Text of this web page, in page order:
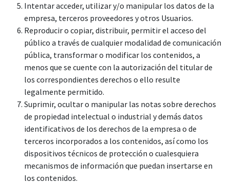
Intentar acceder, utilizar y/o manipular los datos de la
empresa, terceros proveedores y otros Usuarios.
Reproducir o copiar, distribuir, permitir el acceso del
público a través de cualquier modalidad de comunicación
pública, transformar o modificar los contenidos, a
menos que se cuente con la autorización del titular de
los correspondientes derechos o ello resulte
legalmente permitido.
Suprimir, ocultar o manipular las notas sobre derechos
de propiedad intelectual o industrial y demás datos
identificativos de los derechos de la empresa o de
terceros incorporados a los contenidos, así como los
dispositivos técnicos de protección o cualesquiera
mecanismos de información que puedan insertarse en
los contenidos.